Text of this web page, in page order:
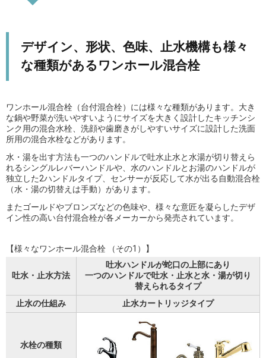
デザイン、形状、色味、止水機構も様々
な種類があるワンホール混合栓
ワンホール混合栓（台付混合栓）には様々な種類があります。大き
な鍋や野菜が洗いやすいようにサイズを大きく設計したキッチンシ
ンク用の混合水栓、洗顔や歯磨きがしやすいサイズに設計した洗面
所用の混合水栓などがあります。
水・湯を出す方法も一つのハンドルで吐水止水と水湯が切り替えら
れるシングルレバーハンドルや、水のハンドルとお湯のハンドルが
独立した2ハンドルタイプ、センサーが反応して水が出る自動混合栓
（水・湯の切替えは手動）があります。
またゴールドやブロンズなどの色味や、様々な意匠を凝らしたデザ
イン性の高い台付混合栓が各メーカーから発売されています。
【様々なワンホール混合栓 （その1）】
吐水・止水方法
吐水ハンドルが蛇口の上部にあり
一つのハンドルで吐水・止水と水・湯が切り
替えられるタイプ
止水の仕組み
止水カートリッジタイプ
水栓の種類